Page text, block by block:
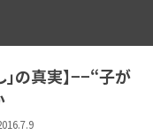
の真実】−−“子が